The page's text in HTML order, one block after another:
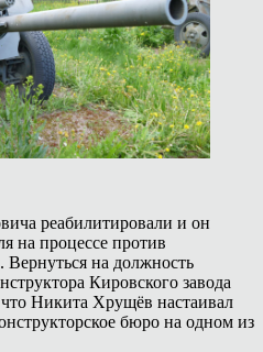
реабилитировали и он
на процессе против
Вернуться на должность
Кировского завода
Никита Хрущёв настаивал
бюро на одном из